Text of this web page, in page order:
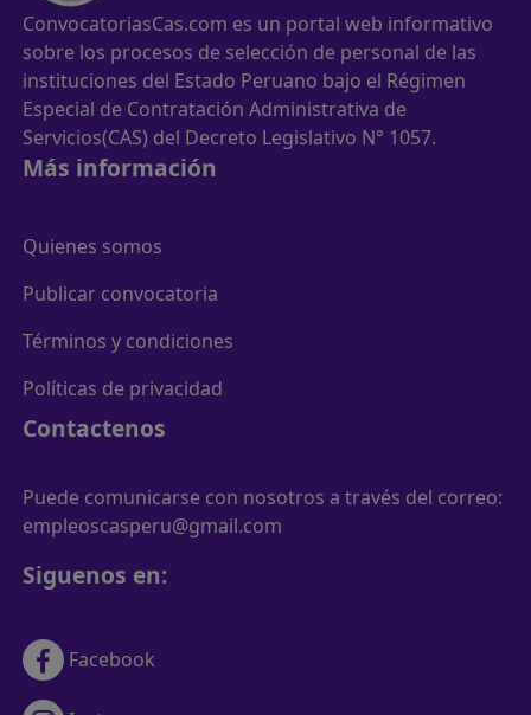
ConvocatoriasCas.com es un portal web informativo
sobre los procesos de selección de personal de las
instituciones del Estado Peruano bajo el Régimen
Especial de Contratación Administrativa de
Servicios(CAS) del Decreto Legislativo N° 1057.
Más información
Quienes somos
Publicar convocatoria
Términos y condiciones
Políticas de privacidad
Contactenos
Puede comunicarse con nosotros a través del correo:
empleoscasperu@gmail.com
Siguenos en:
Facebook